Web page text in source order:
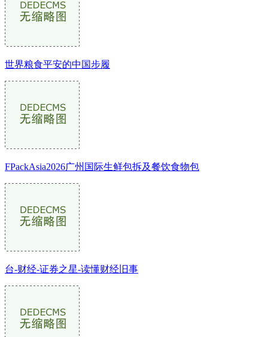
世界粮食平安的中国步履
FPackAsia2026广州国际生鲜包拆及餐饮食物包
台-财经-证券之星-读懂财经旧事